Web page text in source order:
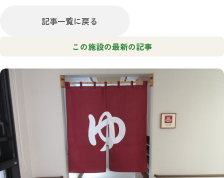
記事一覧に戻る
この施設の最新の記事